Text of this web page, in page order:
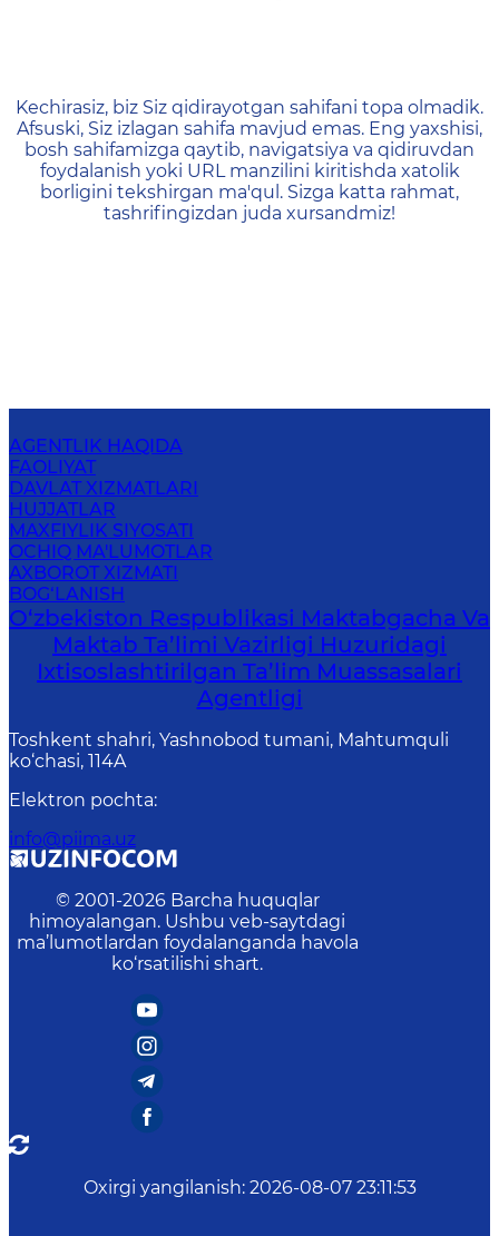
404 — Страница не
Kechirasiz, biz Siz qidirayotgan sahifani topa olmadik.
Afsuski, Siz izlagan sahifa mavjud emas. Eng yaxshisi,
bosh sahifamizga qaytib, navigatsiya va qidiruvdan
foydalanish yoki URL manzilini kiritishda xatolik
borligini tekshirgan ma'qul. Sizga katta rahmat,
tashrifingizdan juda xursandmiz!
AGENTLIK HAQIDA
FAOLIYAT
DAVLAT XIZMATLARI
HUJJATLAR
MAXFIYLIK SIYOSATI
OCHIQ MA'LUMOTLAR
AXBOROT XIZMATI
BOG‘LANISH
O‘zbekiston Respublikasi Maktabgacha Va
Maktab Ta’limi Vazirligi Huzuridagi
Ixtisoslashtirilgan Ta’lim Muassasalari
Agentligi
Toshkent shahri, Yashnobod tumani, Mahtumquli
ko‘chasi, 114A
Elektron pochta:
info@piima.uz
© 2001-2026 Barcha huquqlar
himoyalangan. Ushbu veb-saytdagi
ma’lumotlardan foydalanganda havola
ko‘rsatilishi shart.
Oxirgi yangilanish: 2026-08-07 23:11:53